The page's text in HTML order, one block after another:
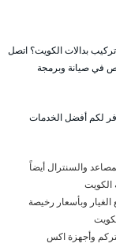
بدالات الكويت؟ اتصل
في صيانة وبرمجة
لكم أفضل الخدمات
والسنترال أيضاً
الكويت
الغيار وبأسعار رخيصة
وأجهزة اكس